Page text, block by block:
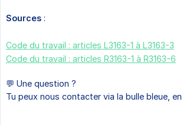
Sources :
Code du travail : articles L3163-1 à L3163-3
Code du travail : articles R3163-1 à R3163-6
💬 Une question ?
Tu peux nous contacter via la bulle bleue,